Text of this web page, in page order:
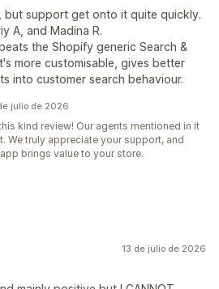
but support get onto it quite quickly.
A, and Madina R.
the Shopify generic Search &
more customisable, gives better
into customer search behaviour.
julio de 2026
kind review! Our agents mentioned in it
We truly appreciate your support, and
brings value to your store.
13 de julio de 2026